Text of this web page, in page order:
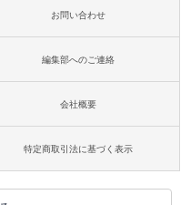
お問い合わせ
編集部へのご連絡
会社概要
特定商取引法に基づく表示